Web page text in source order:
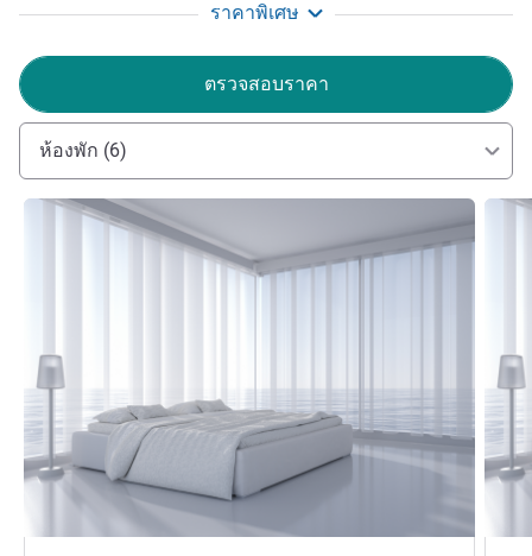
ราคาพิเศษ
ตรวจสอบราคา
ห้องพัก (6)
ดูรายละเอียด ดูราย